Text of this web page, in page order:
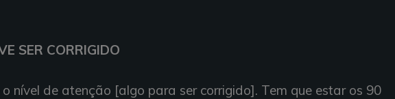
SER CORRIGIDO
nível de atenção [algo para ser corrigido]. Tem que estar os 90